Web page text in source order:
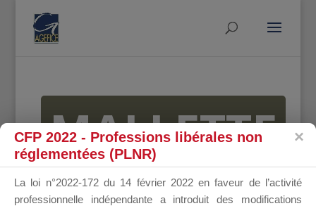
MALLETTE
CFP 2022 - Professions libérales non
réglementées (PLNR)
La loi n°2022-172 du 14 février 2022 en faveur de l’activité
professionnelle indépendante a introduit des modifications